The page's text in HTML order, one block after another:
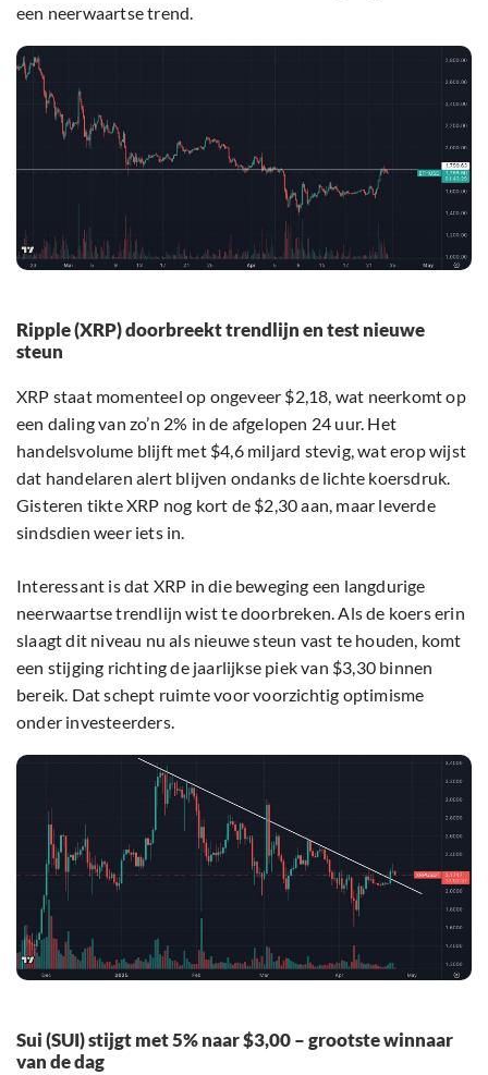
een neerwaartse trend.
Ripple (XRP) doorbreekt trendlijn en test nieuwe
steun
XRP staat momenteel op ongeveer $2,18, wat neerkomt op
een daling van zo’n 2% in de afgelopen 24 uur. Het
handelsvolume blijft met $4,6 miljard stevig, wat erop wijst
dat handelaren alert blijven ondanks de lichte koersdruk.
Gisteren tikte XRP nog kort de $2,30 aan, maar leverde
sindsdien weer iets in.
Interessant is dat XRP in die beweging een langdurige
neerwaartse trendlijn wist te doorbreken. Als de koers erin
slaagt dit niveau nu als nieuwe steun vast te houden, komt
een stijging richting de jaarlijkse piek van $3,30 binnen
bereik. Dat schept ruimte voor voorzichtig optimisme
onder investeerders.
Sui (SUI) stijgt met 5% naar $3,00 – grootste winnaar
van de dag